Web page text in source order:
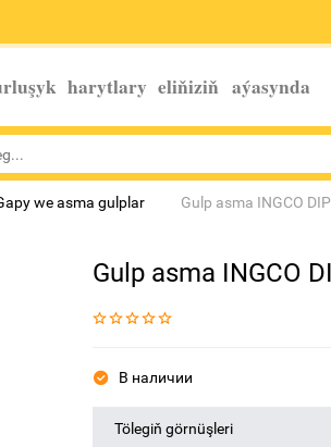
harytlary eliňiziň aýasynda
we asma gulplar Gulp asma INGCO
Gulp asma INGCO
В наличии
Tölegiň görnüşleri